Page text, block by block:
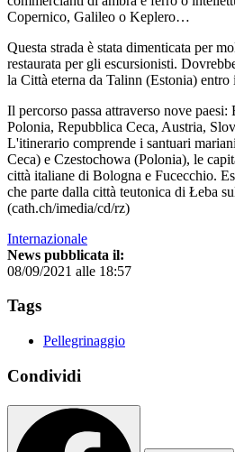
Copernico, Galileo o Keplero…
Questa strada è stata dimenticata per
restaurata per gli escursionisti.
la Città eterna da Talinn (Estonia) entro
Il percorso passa attraverso nove
Polonia, Repubblica Ceca, Austria,
L'itinerario comprende i santuari
Ceca) e Czestochowa (Polonia), le
città italiane di Bologna e Fucecchio.
che parte dalla città teutonica di Łeba
(cath.ch/imedia/cd/rz)
Internazionale
News pubblicata il:
08/09/2021 alle 18:57
Tags
Pellegrinaggio
Condividi